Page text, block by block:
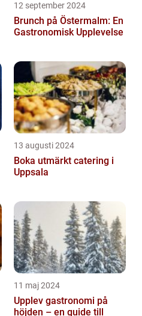
12 september 2024
Brunch på Östermalm: En
Gastronomisk Upplevelse
13 augusti 2024
Boka utmärkt catering i
Uppsala
11 maj 2024
Upplev gastronomi på
höjden – en guide till